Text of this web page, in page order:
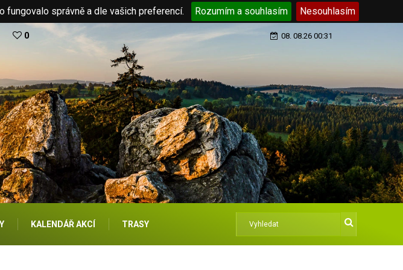
fungovalo správně a dle vašich preferencí. Rozumím a souhlasím Nesouhlasím
0 08. 08.26 00:31
KALENDÁŘ AKCÍ TRASY